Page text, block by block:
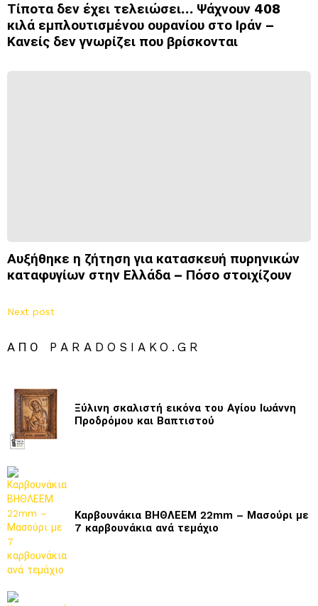
Τίποτα δεν έχει τελειώσει… Ψάχνουν 408
κιλά εμπλουτισμένου ουρανίου στο Ιράν –
Κανείς δεν γνωρίζει που βρίσκονται
Αυξήθηκε η ζήτηση για κατασκευή πυρηνικών
καταφυγίων στην Ελλάδα – Πόσο στοιχίζουν
Next post
ΑΠΌ PARADOSIAKO.GR
Ξύλινη σκαλιστή εικόνα του Αγίου Ιωάννη
Προδρόμου και Βαπτιστού
Καρβουνάκια ΒΗΘΛΕΕΜ 22mm – Μασούρι με
7 καρβουνάκια ανά τεμάχιο